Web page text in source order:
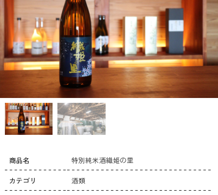
商品名 特別純米酒織姫の里
カテゴリ 酒類